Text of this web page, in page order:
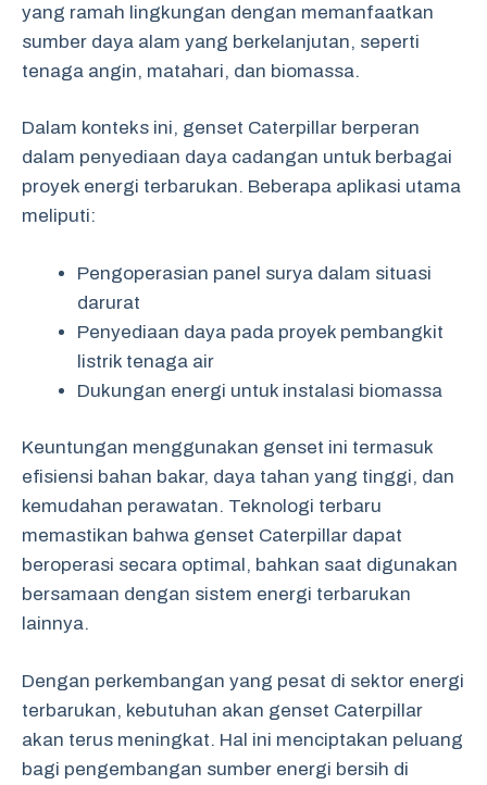
yang ramah lingkungan dengan memanfaatkan
sumber daya alam yang berkelanjutan, seperti
tenaga angin, matahari, dan biomassa.
Dalam konteks ini, genset Caterpillar berperan
dalam penyediaan daya cadangan untuk berbagai
proyek energi terbarukan. Beberapa aplikasi utama
meliputi:
Pengoperasian panel surya dalam situasi
darurat
Penyediaan daya pada proyek pembangkit
listrik tenaga air
Dukungan energi untuk instalasi biomassa
Keuntungan menggunakan genset ini termasuk
efisiensi bahan bakar, daya tahan yang tinggi, dan
kemudahan perawatan. Teknologi terbaru
memastikan bahwa genset Caterpillar dapat
beroperasi secara optimal, bahkan saat digunakan
bersamaan dengan sistem energi terbarukan
lainnya.
Dengan perkembangan yang pesat di sektor energi
terbarukan, kebutuhan akan genset Caterpillar
akan terus meningkat. Hal ini menciptakan peluang
bagi pengembangan sumber energi bersih di